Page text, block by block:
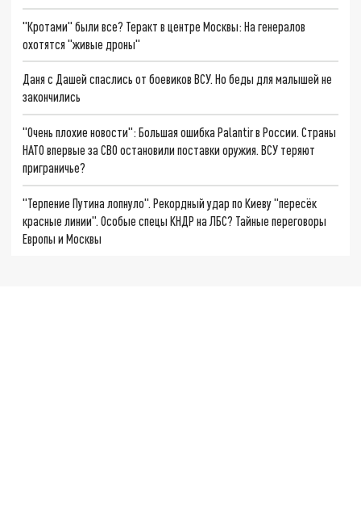
"Кротами" были все? Теракт в центре Москвы: На генералов
охотятся "живые дроны"
Даня с Дашей спаслись от боевиков ВСУ. Но беды для малышей не
закончились
"Очень плохие новости": Большая ошибка Palantir в России. Страны
НАТО впервые за СВО остановили поставки оружия. ВСУ теряют
приграничье?
"Терпение Путина лопнуло". Рекордный удар по Киеву "пересёк
красные линии". Особые спецы КНДР на ЛБС? Тайные переговоры
Европы и Москвы